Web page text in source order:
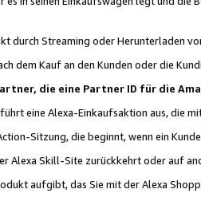
durch Streaming oder Herunterladen
dem Kauf an den Kunden oder die
die eine Partner ID für die
eine Alexa-Einkaufsaktion aus, die
Sitzung, die beginnt, wenn ein
Alexa Skill-Site zurückkehrt oder auf
aufgibt, das Sie mit der Alexa